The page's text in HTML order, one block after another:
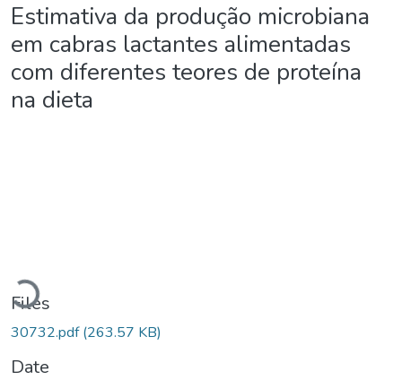
Estimativa da produção microbiana
em cabras lactantes alimentadas
com diferentes teores de proteína
na dieta
Loading...
Files
30732.pdf(263.57 KB)
Date